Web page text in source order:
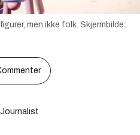
men ikke folk. Skjermbilde: